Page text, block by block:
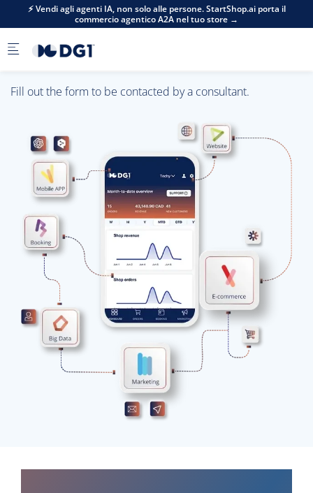
Skip to main content
⚡ Vendi agli agenti IA, non solo alle persone. StartShop.ai porta il
commercio agentico A2A nel tuo store →
Fill out the form to be contacted by a consultant.